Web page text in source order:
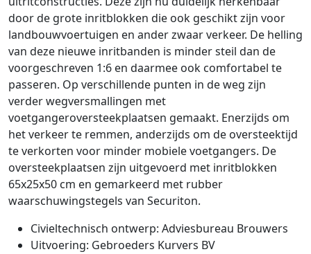
door de grote inritblokken die ook geschikt zijn voor
landbouwvoertuigen en ander zwaar verkeer. De helling
van deze nieuwe inritbanden is minder steil dan de
voorgeschreven 1:6 en daarmee ook comfortabel te
passeren. Op verschillende punten in de weg zijn
verder wegversmallingen met
voetgangeroversteekplaatsen gemaakt. Enerzijds om
het verkeer te remmen, anderzijds om de oversteektijd
te verkorten voor minder mobiele voetgangers. De
oversteekplaatsen zijn uitgevoerd met inritblokken
65x25x50 cm en gemarkeerd met rubber
waarschuwingstegels van Securiton.
Civieltechnisch ontwerp: Adviesbureau Brouwers
Uitvoering: Gebroeders Kurvers BV